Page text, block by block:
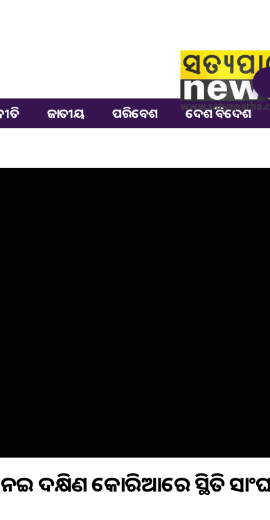
ଜାତୀୟ ପରିବେଶ ଦେଶ ବିଦେଶ
ଦକ୍ଷିଣ କୋରିଆରେ ସ୍ଥିତି